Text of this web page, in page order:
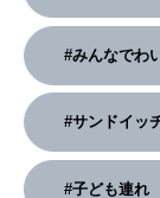
#みんなでわ
#サンドイッ
#子ども連れ